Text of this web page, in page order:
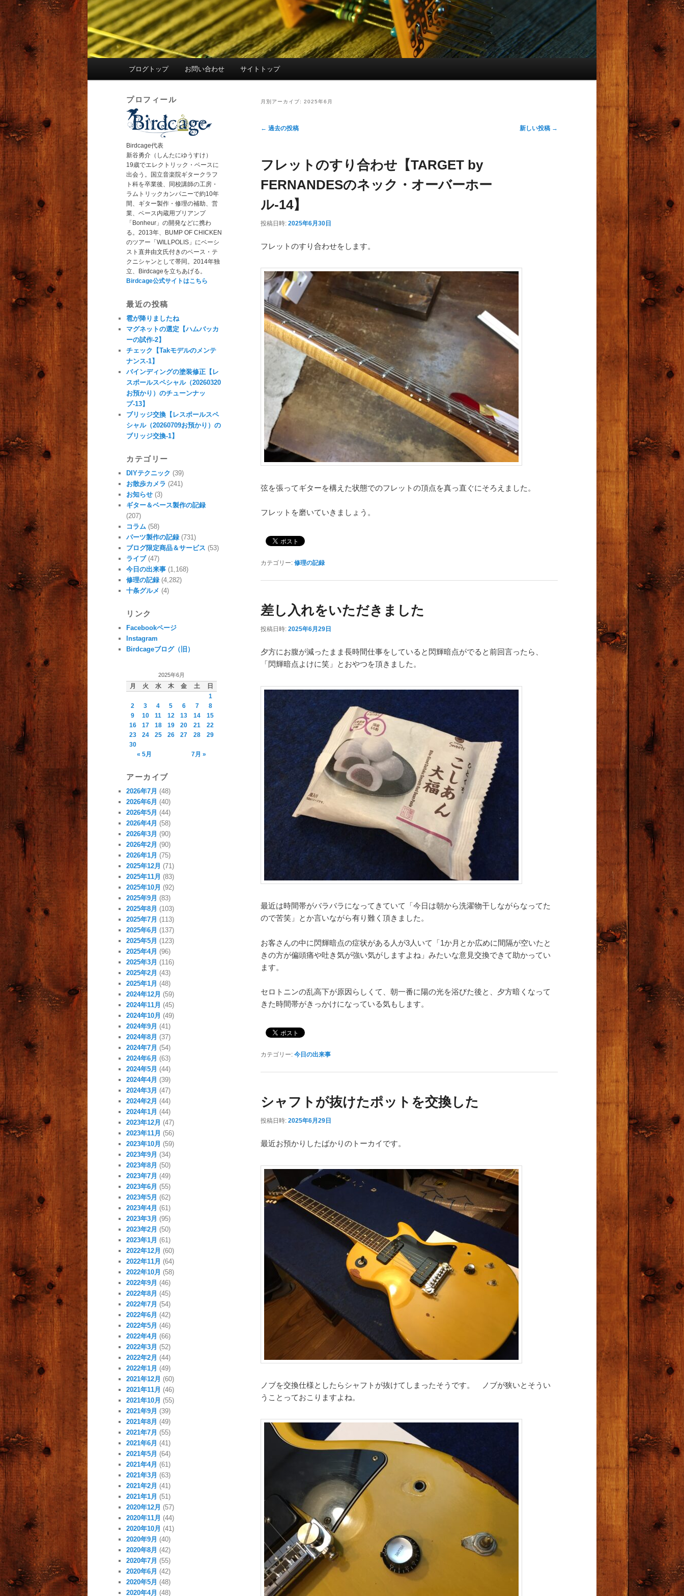
ブログトップ お問い合わせ サイトトップ
月別アーカイブ: 2025年6月
投
ビ
ー
シ
ョ
ン
← 過去の投稿 新しい投稿 →
フレットのすり合わせ【TARGET by
FERNANDESのネック・オーバーホー
ル-14】
投稿日時: 2025年6月30日
フレットのすり合わせをします。
弦を張ってギターを構えた状態でのフレットの頂点を真っ直ぐにそろえました。
フレットを磨いていきましょう。
カテゴリー: 修理の記録
差し入れをいただきました
投稿日時: 2025年6月29日
夕方にお腹が減ったまま長時間仕事をしていると閃輝暗点がでると前回言ったら、
「閃輝暗点よけに笑」とおやつを頂きました。
最近は時間帯がバラバラになってきていて「今日は朝から洗濯物干しながらなってた
ので苦笑」とか言いながら有り難く頂きました。
お客さんの中に閃輝暗点の症状がある人が3人いて「1か月とか広めに間隔が空いたと
きの方が偏頭痛や吐き気が強い気がしますよね」みたいな意見交換できて助かってい
ます。
セロトニンの乱高下が原因らしくて、朝一番に陽の光を浴びた後と、夕方暗くなって
きた時間帯がきっかけになっている気もします。
カテゴリー: 今日の出来事
シャフトが抜けたポットを交換した
投稿日時: 2025年6月29日
最近お預かりしたばかりのトーカイです。
ノブを交換仕様としたらシャフトが抜けてしまったそうです。 ノブが狭いとそうい
うことっておこりますよね。
プロフィール
Birdcage代表
新谷勇介（しんたにゆうすけ）
19歳でエレクトリック・ベースに
出会う。国立音楽院ギタークラフ
ト科を卒業後、同校講師の工房・
ラムトリックカンパニーで約10年
間、ギター製作・修理の補助、営
業、ベース内蔵用プリアンプ
「Bonheur」の開発などに携わ
る。2013年、BUMP OF CHICKEN
のツアー「WILLPOLIS」にベーシ
スト直井由文氏付きのベース・テ
クニシャンとして帯同。2014年独
立、Birdcageを立ちあげる。
Birdcage公式サイトはこちら
最近の投稿
雹が降りましたね
マグネットの選定【ハムバッカ
ーの試作-2】
チェック【Takモデルのメンテ
ナンス-1】
バインディングの塗装修正【レ
スポールスペシャル（20260320
お預かり）のチューンナッ
プ-13】
ブリッジ交換【レスポールスペ
シャル（20260709お預かり）の
ブリッジ交換-1】
カテゴリー
DIYテクニック (39)
お散歩カメラ (241)
お知らせ (3)
ギター＆ベース製作の記録
(207)
コラム (58)
パーツ製作の記録 (731)
ブログ限定商品＆サービス (53)
ライブ(47)
今日の出来事 (1,168)
修理の記録 (4,282)
十条グルメ (4)
リンク
Facebookページ
Instagram
Birdcageブログ（旧）
2025年6月
月 火 水 木 金 土
日
1
2
3 4 5 6 7
8
9
10 11 12 13 14
15
16
17 18 19 20 21
22
23
24 25 26 27 28
29
30
« 5月
7月 »
アーカイブ
2026年7月 (48)
2026年6月 (40)
2026年5月 (44)
2026年4月 (58)
2026年3月 (90)
2026年2月 (90)
2026年1月 (75)
2025年12月 (71)
2025年11月 (83)
2025年10月 (92)
2025年9月 (83)
2025年8月 (103)
2025年7月 (113)
2025年6月 (137)
2025年5月 (123)
2025年4月 (96)
2025年3月 (116)
2025年2月 (43)
2025年1月 (48)
2024年12月 (59)
2024年11月 (45)
2024年10月 (49)
2024年9月 (41)
2024年8月 (37)
2024年7月 (54)
2024年6月 (63)
2024年5月 (44)
2024年4月 (39)
2024年3月 (47)
2024年2月 (44)
2024年1月 (44)
2023年12月 (47)
2023年11月 (56)
2023年10月 (59)
2023年9月 (34)
2023年8月 (50)
2023年7月 (49)
2023年6月 (55)
2023年5月 (62)
2023年4月 (61)
2023年3月 (95)
2023年2月 (50)
2023年1月 (61)
2022年12月 (60)
2022年11月 (64)
2022年10月 (58)
2022年9月 (46)
2022年8月 (45)
2022年7月 (54)
2022年6月 (42)
2022年5月 (46)
2022年4月 (66)
2022年3月 (52)
2022年2月 (44)
2022年1月 (49)
2021年12月 (60)
2021年11月 (46)
2021年10月 (55)
2021年9月 (39)
2021年8月 (49)
2021年7月 (55)
2021年6月 (41)
2021年5月 (64)
2021年4月 (61)
2021年3月 (63)
2021年2月 (41)
2021年1月 (51)
2020年12月 (57)
2020年11月 (44)
2020年10月 (41)
2020年9月 (40)
2020年8月 (42)
2020年7月 (55)
2020年6月 (42)
2020年5月 (48)
2020年4月 (48)